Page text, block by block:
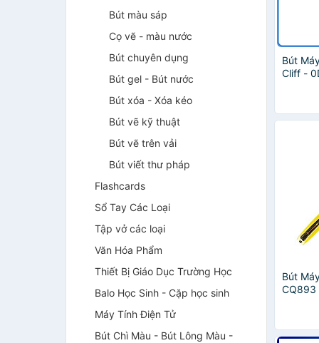
Bút màu sáp
Cọ vẽ - màu nước
Bút chuyên dụng
Bút gel - Bút nước
Bút xóa - Xóa kéo
Bút vẽ kỹ thuật
Bút vẽ trên vải
Bút viết thư pháp
Flashcards
Sổ Tay Các Loại
Tập vở các loại
Văn Hóa Phẩm
Thiết Bị Giáo Dục Trường Học
Balo Học Sinh - Cặp học sinh
Máy Tính Điện Tử
Bút Chì Màu - Bút Lông Màu -
Bút
Cliff -
Bút
CQ893